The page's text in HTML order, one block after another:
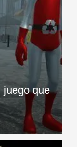
juego que